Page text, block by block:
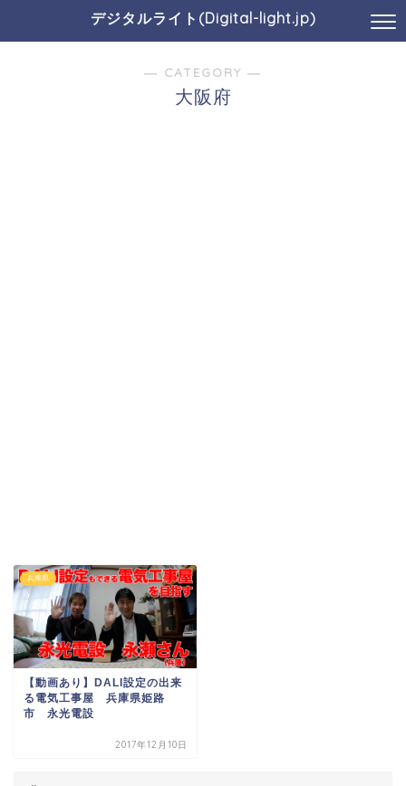
デジタルライト(Digital-light.jp)
― CATEGORY ―
大阪府
兵庫県
【動画あり】DALI設定の出来
る電気工事屋 兵庫県姫路
市 永光電設
2017年12月10日